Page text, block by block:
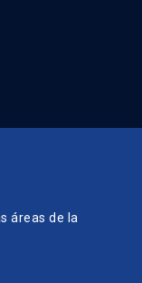
áreas de la